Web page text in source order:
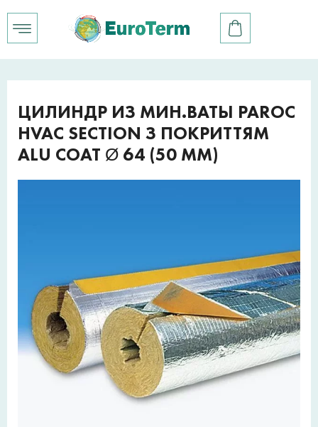
ЦИЛИНДР ИЗ МИН.ВАТЫ PAROC
HVAC SECTION З ПОКРИТТЯМ
ALU COAT Ø 64 (50 ММ)